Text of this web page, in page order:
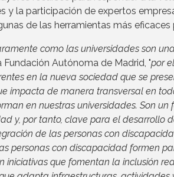
y la participación de expertos
de las herramientas más eficaces
como las universidades son
Autónoma de Madrid, "por
en la nueva sociedad que se
impacta de manera transversal en
en nuestras universidades. Son
y, por tanto, clave para el desarrollo
de las personas con
personas con discapacidad formen
iniciativas que fomentan la inclusión